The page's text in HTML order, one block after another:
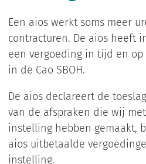
Een aios werkt soms meer
contracturen. De aios heeft
een vergoeding in tijd en op
in de Cao SBOH.
De aios declareert de
van de afspraken die wij
instelling hebben gemaakt,
aios uitbetaalde
instelling.